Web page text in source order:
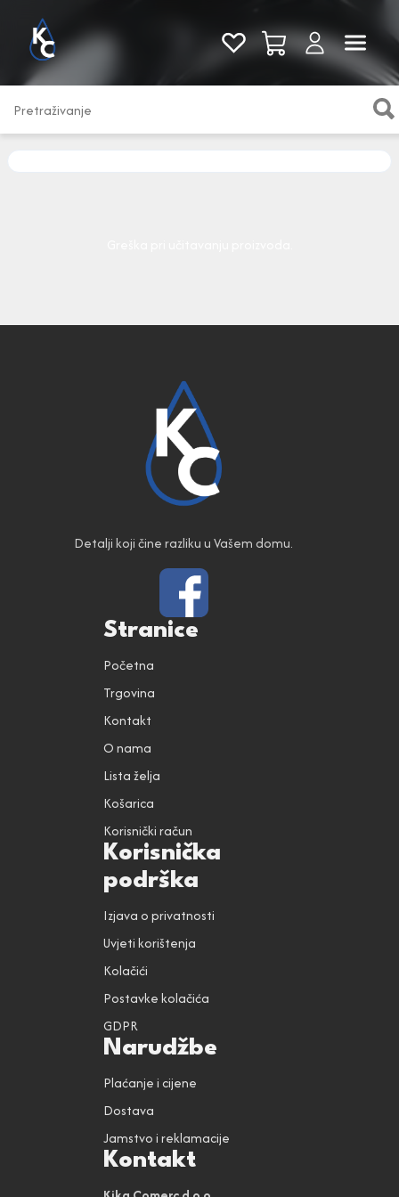
Pogledaj sve
Detalji koji čine razliku u Vašem domu.
Stranice
Početna
Trgovina
Kontakt
O nama
Lista želja
Košarica
Korisnički račun
Korisnička
podrška
Izjava o privatnosti
Uvjeti korištenja
Kolačići
Postavke kolačića
GDPR
Narudžbe
Plaćanje i cijene
Dostava
Jamstvo i reklamacije
Kontakt